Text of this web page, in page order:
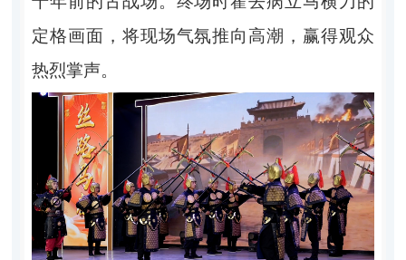
定格画面，将现场气氛推向高潮，赢得观众
热烈掌声。